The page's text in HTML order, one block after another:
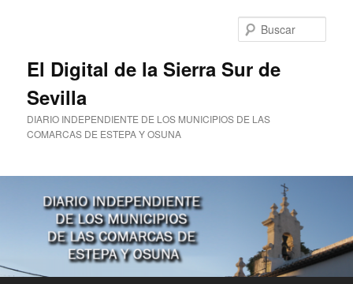
El Digital de la Sierra Sur de
Sevilla
DIARIO INDEPENDIENTE DE LOS MUNICIPIOS DE LAS
COMARCAS DE ESTEPA Y OSUNA